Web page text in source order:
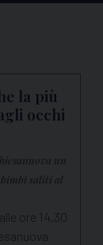
la più
occhi
un
saliti al
ore 14.30